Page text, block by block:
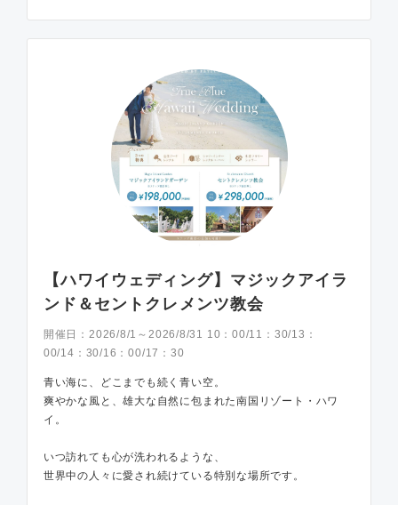
【ハワイウェディング】マジックアイラ
ンド＆セントクレメンツ教会
開催日： 2026/8/1～2026/8/31 10：00/11：30/13：
00/14：30/16：00/17：30
青い海に、どこまでも続く青い空。
爽やかな風と、雄大な自然に包まれた南国リゾート・ハワ
イ。
いつ訪れても心が洗われるような、
世界中の人々に愛され続けている特別な場所です。